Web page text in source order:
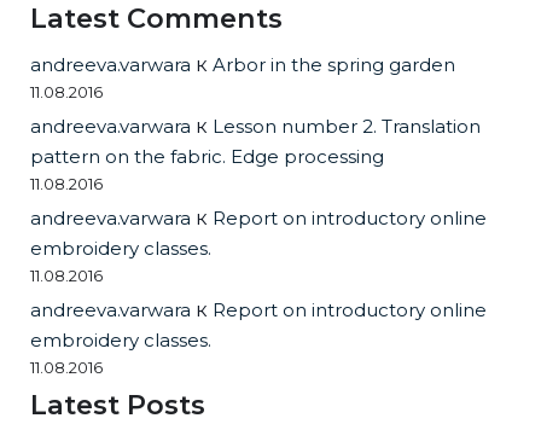
Latest Comments
andreeva.varwara к Arbor in the spring garden
11.08.2016
andreeva.varwara к Lesson number 2. Translation
pattern on the fabric. Edge processing
11.08.2016
andreeva.varwara к Report on introductory online
embroidery classes.
11.08.2016
andreeva.varwara к Report on introductory online
embroidery classes.
11.08.2016
Latest Posts